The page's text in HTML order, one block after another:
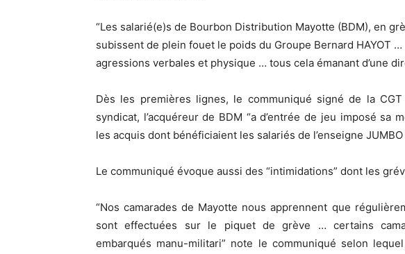
“Les salarié(e)s de Bourbon Distribution Mayotte (BDM), en
subissent de plein fouet le poids du Groupe Bernard HAYOT
agressions verbales et physique … tous cela émanant d’une
Dès les premières lignes, le communiqué signé de la
syndicat, l’acquéreur de BDM “a d’entrée de jeu imposé sa
les acquis dont bénéficiaient les salariés de l’enseigne JUMBO
Le communiqué évoque aussi des “intimidations” dont les
“Nos camarades de Mayotte nous apprennent que
sont effectuées sur le piquet de grève … certains
embarqués manu-militari” note le communiqué selon